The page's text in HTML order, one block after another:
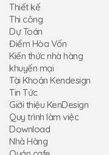
Thiết kế
Thi công
Dự Toán
Điểm Hòa Vốn
Kiến thức nhà hàng
khuyến mại
Tài Khoản Kendesign
Tin Tức
Giới thiệu KenDesign
Quy trình làm việc
Download
Nhà Hàng